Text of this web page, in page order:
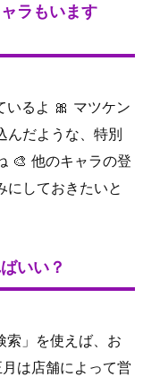
ラもいます
いるよ 🎀 マツケン
んだような、特別
🎨 他のキャラの登
にしておきたいと
いい？
索」を使えば、お
は店舗によって営